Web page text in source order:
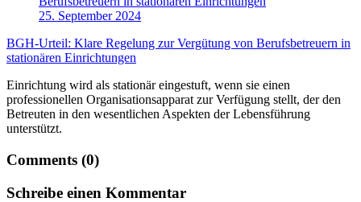
25. September 2024
BGH-Urteil: Klare Regelung zur Vergütung von Berufsbetreuern in
stationären Einrichtungen
Einrichtung wird als stationär eingestuft, wenn sie einen
professionellen Organisationsapparat zur Verfügung stellt, der den
Betreuten in den wesentlichen Aspekten der Lebensführung
unterstützt.
Comments (0)
Schreibe einen Kommentar